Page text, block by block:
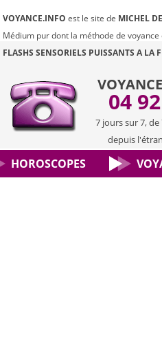
VOYANCE.INFO est le site de MICHEL
Médium pur dont la méthode de voyance
FLASHS SENSORIELS PUISSANTS A LA
04
7 jours sur 7,
depuis
HOROSCOPES